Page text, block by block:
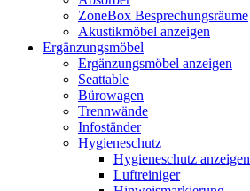
ZoneBox Besprechungsräume
Akustikmöbel anzeigen
Ergänzungsmöbel
Ergänzungsmöbel anzeigen
Seattable
Bürowagen
Trennwände
Infoständer
Hygieneschutz
Hygieneschutz anzeigen
Luftreiniger